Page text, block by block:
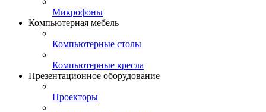
Микрофоны
Компьютерная мебель
Компьютерные столы
Компьютерные кресла
Презентационное оборудование
Проекторы